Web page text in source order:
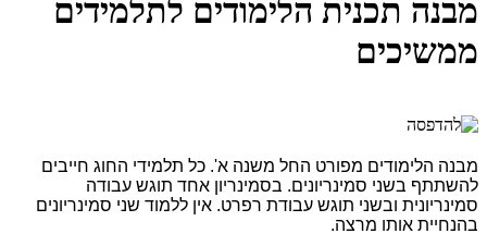
מבנה תכנית הלימודים לתלמידים
ממשיכים
מבנה הלימודים מפורט החל משנה א'. כל תלמידי החוג חייבים
להשתתף בשני סמינריונים. בסמינריון אחד תוגש עבודה
סמינריונית ובשני תוגש עבודת רפרט. אין ללמוד שני סמינריונים
בהנחיית אותו מרצה.